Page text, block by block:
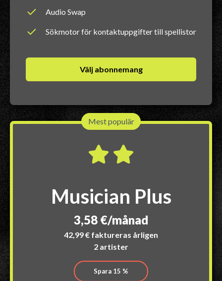
Audio Swap
Sökmotor för kontaktuppgifter till spellistor
Välj abonnemang
Mest populär
Musician Plus
3,58 €/månad
42,99 € faktureras årligen
2 artister
Spara 15 %